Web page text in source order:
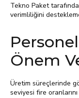
Tekno Paket
verimliliğini
Önem
Üretim süreçlerinde
seviyesi fire